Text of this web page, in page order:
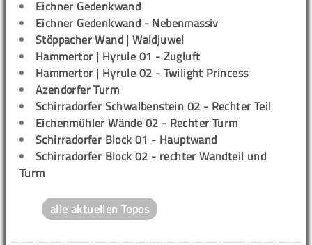
Eichner Gedenkwand
Eichner Gedenkwand - Nebenmassiv
Stöppacher Wand | Waldjuwel
Hammertor | Hyrule 01 - Zugluft
Hammertor | Hyrule 02 - Twilight Princess
Azendorfer Turm
Schirradorfer Schwalbenstein 02 - Rechter Teil
Eichenmühler Wände 02 - Rechter Turm
Schirradorfer Block 01 - Hauptwand
Schirradorfer Block 02 - rechter Wandteil und
Turm
alle aktuellen Topos